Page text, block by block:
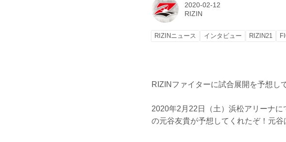
2020-02-12
RIZIN
RIZINニュース インタビュー RIZIN21
RIZINファイターに試合展開を予想し
2020年2月22日（土）浜松アリーナ
の元谷友貴が予想してくれたぞ！元